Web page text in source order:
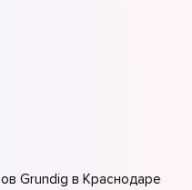
Grundig в Краснодаре